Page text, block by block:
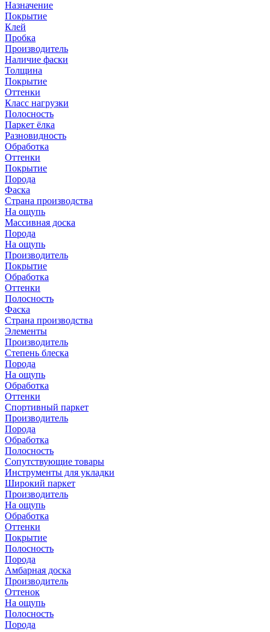
Назначение
Покрытие
Клей
Пробка
Производитель
Наличие фаски
Толщина
Покрытие
Оттенки
Класс нагрузки
Полосность
Паркет ёлка
Разновидность
Обработка
Оттенки
Покрытие
Порода
Фаска
Страна производства
На ощупь
Массивная доска
Порода
На ощупь
Производитель
Покрытие
Обработка
Оттенки
Полосность
Фаска
Страна производства
Элементы
Производитель
Степень блеска
Порода
На ощупь
Обработка
Оттенки
Спортивный паркет
Производитель
Порода
Обработка
Полосность
Сопутствующие товары
Инструменты для укладки
Широкий паркет
Производитель
На ощупь
Обработка
Оттенки
Покрытие
Полосность
Порода
Амбарная доска
Производитель
Оттенок
На ощупь
Полосность
Порода